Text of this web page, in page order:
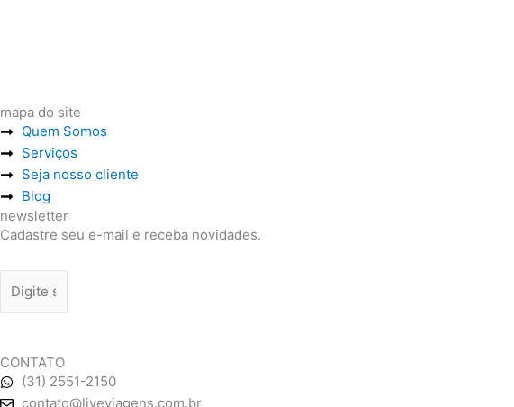
mapa do site
Quem Somos
Serviços
Seja nosso cliente
Blog
newsletter
Cadastre seu e-mail e receba novidades.
CONTATO
(31) 2551-2150
contato@liveviagens.com.br